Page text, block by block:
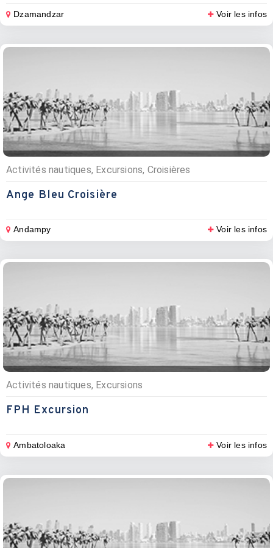
Dzamandzar Voir les infos
Activités nautiques, Excursions, Croisières
Ange Bleu Croisière
Andampy Voir les infos
Activités nautiques, Excursions
FPH Excursion
Ambatoloaka Voir les infos